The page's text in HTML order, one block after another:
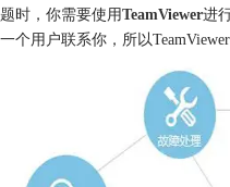
题时，你需要使用TeamViewer进
一个用户联系你，所以